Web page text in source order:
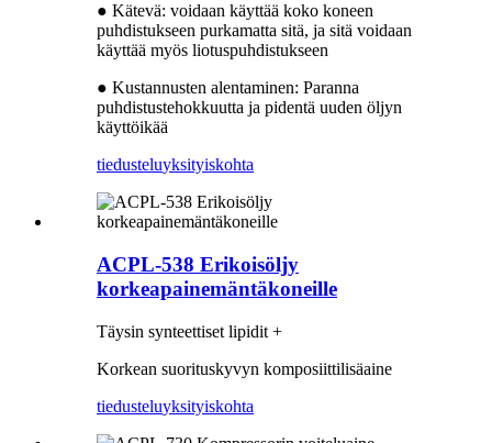
● Kätevä: voidaan käyttää koko koneen
puhdistukseen purkamatta sitä, ja sitä voidaan
käyttää myös liotuspuhdistukseen
● Kustannusten alentaminen: Paranna
puhdistustehokkuutta ja pidentä uuden öljyn
käyttöikää
tiedusteluyksityiskohta
ACPL-538 Erikoisöljy
korkeapainemäntäkoneille
Täysin synteettiset lipidit +
Korkean suorituskyvyn komposiittilisäaine
tiedusteluyksityiskohta